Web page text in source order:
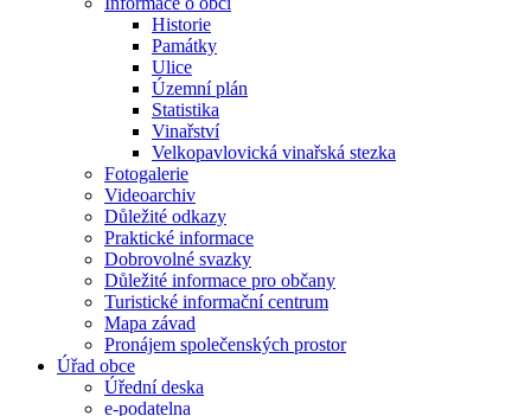
Historie
Památky
Ulice
Územní plán
Statistika
Vinařství
Velkopavlovická vinařská stezka
Fotogalerie
Videoarchiv
Důležité odkazy
Praktické informace
Dobrovolné svazky
Důležité informace pro občany
Turistické informační centrum
Mapa závad
Pronájem společenských prostor
Úřad obce
Úřední deska
e-podatelna